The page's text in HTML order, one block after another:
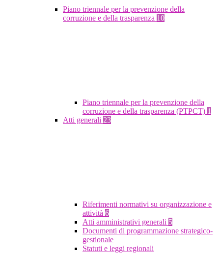
Piano triennale per la prevenzione della
corruzione e della trasparenza 10
Piano triennale per la prevenzione della
corruzione e della trasparenza (PTPCT) 1
Atti generali 23
Riferimenti normativi su organizzazione e
attività 6
Atti amministrativi generali 5
Documenti di programmazione strategico-
gestionale
Statuti e leggi regionali